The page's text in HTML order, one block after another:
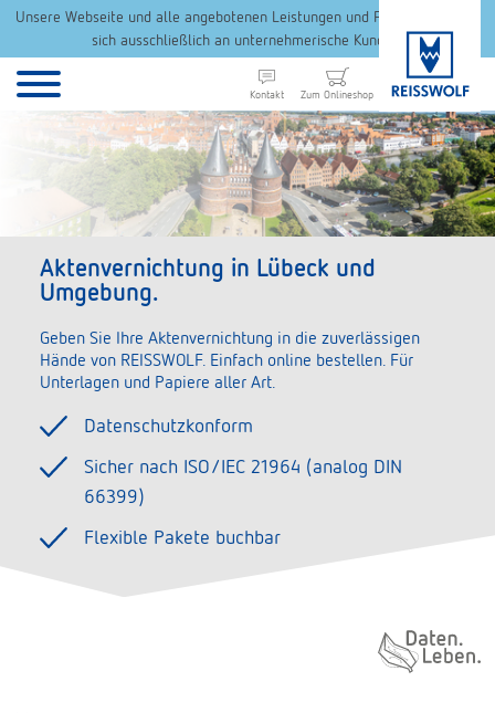
Unsere Webseite und alle angebotenen Leistungen und Produkte richten
sich ausschließlich an unternehmerische Kunden.
Kontakt Zum Onlineshop
Aktenvernichtung in Lübeck und
Umgebung.
Geben Sie Ihre Aktenvernichtung in die zuverlässigen
Hände von REISSWOLF. Einfach online bestellen. Für
Unterlagen und Papiere aller Art.
Datenschutzkonform
Sicher nach ISO/IEC 21964 (analog DIN
66399)
Flexible Pakete buchbar
Daten. Leben.